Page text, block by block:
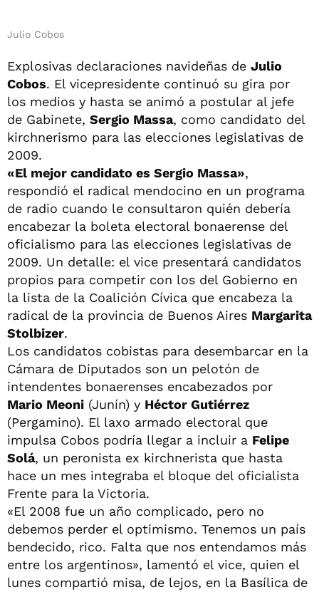
Julio Cobos
Explosivas declaraciones navideñas de Julio
Cobos. El vicepresidente continuó su gira por
los medios y hasta se animó a postular al jefe
de Gabinete, Sergio Massa, como candidato del
kirchnerismo para las elecciones legislativas de
2009.
«El mejor candidato es Sergio Massa»,
respondió el radical mendocino en un programa
de radio cuando le consultaron quién debería
encabezar la boleta electoral bonaerense del
oficialismo para las elecciones legislativas de
2009. Un detalle: el vice presentará candidatos
propios para competir con los del Gobierno en
la lista de la Coalición Cívica que encabeza la
radical de la provincia de Buenos Aires Margarita
Stolbizer.
Los candidatos cobistas para desembarcar en la
Cámara de Diputados son un pelotón de
intendentes bonaerenses encabezados por
Mario Meoni (Junín) y Héctor Gutiérrez
(Pergamino). El laxo armado electoral que
impulsa Cobos podría llegar a incluir a Felipe
Solá, un peronista ex kirchnerista que hasta
hace un mes integraba el bloque del oficialista
Frente para la Victoria.
«El 2008 fue un año complicado, pero no
debemos perder el optimismo. Tenemos un país
bendecido, rico. Falta que nos entendamos más
entre los argentinos», lamentó el vice, quien el
lunes compartió misa, de lejos, en la Basílica de